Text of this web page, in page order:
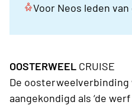
Voor Neos leden
OOSTERWEEL CRUISE
De oosterweelverbinding
aangekondigd als ‘de